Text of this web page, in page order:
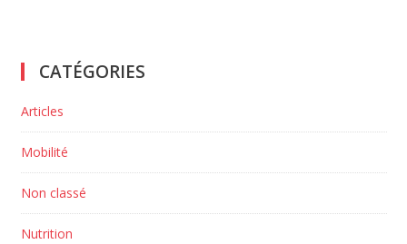
CATÉGORIES
Articles
Mobilité
Non classé
Nutrition